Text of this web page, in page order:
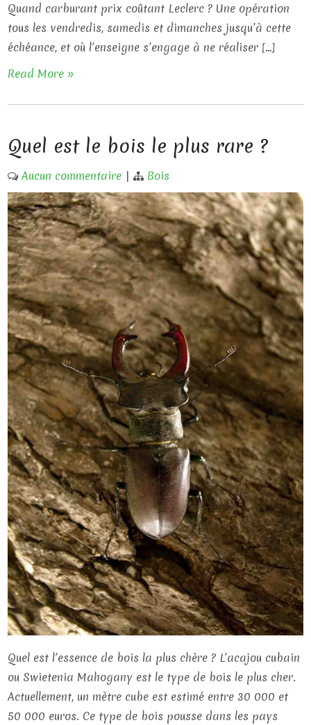
Quand carburant prix coûtant Leclerc ? Une opération
tous les vendredis, samedis et dimanches jusqu’à cette
échéance, et où l’enseigne s’engage à ne réaliser […]
Read More »
Quel est le bois le plus rare ?
Aucun commentaire | Bois
Quel est l’essence de bois la plus chère ? L’acajou cubain
ou Swietenia Mahogany est le type de bois le plus cher.
Actuellement, un mètre cube est estimé entre 30 000 et
50 000 euros. Ce type de bois pousse dans les pays